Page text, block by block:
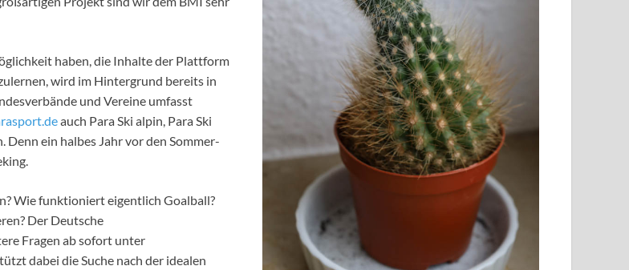
haben, die Inhalte der Plattform
wird im Hintergrund bereits in
und Vereine umfasst
auch Para Ski alpin, Para Ski
ein halbes Jahr vor den Sommer-
Wie funktioniert eigentlich Goalball?
Der Deutsche
Fragen ab sofort unter
dabei die Suche nach der idealen